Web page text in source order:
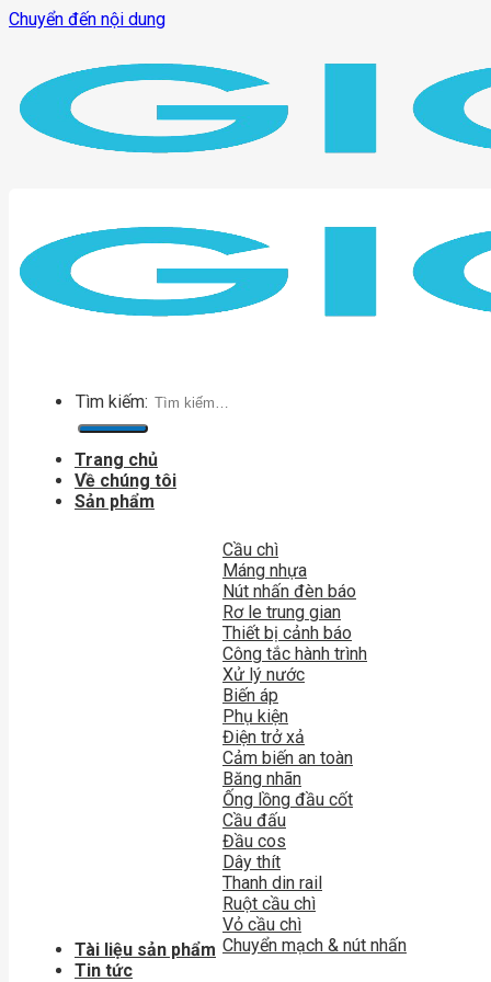
Chuyển đến nội dung
Tìm kiếm:
Trang chủ
Về chúng tôi
Sản phẩm
Cầu chì
Máng nhựa
Nút nhấn đèn báo
Rơ le trung gian
Thiết bị cảnh báo
Công tắc hành trình
Xử lý nước
Biến áp
Phụ kiện
Điện trở xả
Cảm biến an toàn
Băng nhãn
Ống lồng đầu cốt
Cầu đấu
Đầu cos
Dây thít
Thanh din rail
Ruột cầu chì
Vỏ cầu chì
Chuyển mạch & nút nhấn
Tài liệu sản phẩm
Tin tức